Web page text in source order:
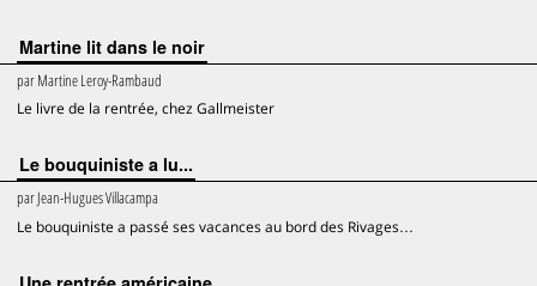
Martine lit dans le noir
parMartine Leroy-Rambaud
Le livre de la rentrée, chez Gallmeister
Le bouquiniste a lu...
parJean-Hugues Villacampa
Le bouquiniste a passé ses vacances au bord des Rivages…